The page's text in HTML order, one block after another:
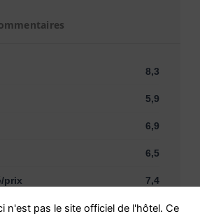
8,3
5,9
6,9
6,5
prix 7,4
7,8
n'est pas le site officiel de l'hôtel. Ce